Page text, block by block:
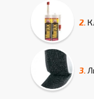
2.
3.